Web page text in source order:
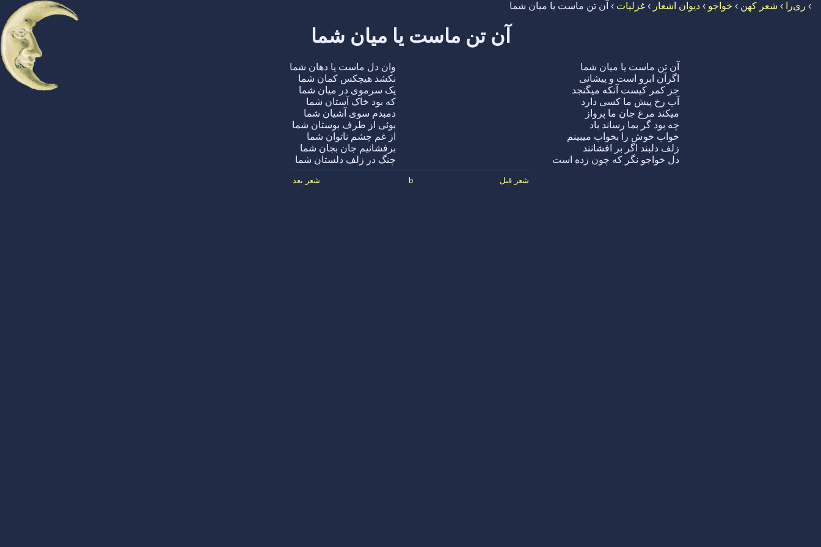
› ری‌را › شعر کهن › خواجو › دیوان اشعار › غزلیات › آن تن ماست یا میان شما
آن تن ماست یا میان شما
آن تن ماست یا میان شما
وان دل ماست یا دهان شما
اگرآن ابرو است و پیشانی
نکشد هیچکس کمان شما
جز کمر کیست آنکه میگنجد
یک سرموی در میان شما
آب رخ پیش ما کسی دارد
که بود خاک آستان شما
میکند مرغ جان ما پرواز
دمبدم سوی آشیان شما
چه بود گر بما رساند باد
بوئی از طرف بوستان شما
خواب خوش را بخواب میبینم
از غم چشم ناتوان شما
زلف دلبند اگر بر افشانند
برفشانیم جان بجان شما
دل خواجو نگر که چون زده است
چنگ در زلف دلستان شما
شعر قبل b شعر بعد